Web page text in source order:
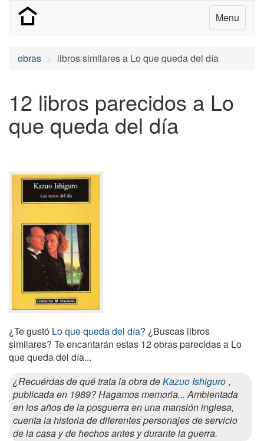
Menu
obras libros similares a Lo que queda del día
12 libros parecidos a Lo
que queda del día
¿Te gustó Lo que queda del día? ¿Buscas libros
similares? Te encantarán estas 12 obras parecidas a Lo
que queda del día...
¿Recuérdas de qué trata la obra deKazuo Ishiguro ,
publicada en 1989? Hagamos memoria... Ambientada
en los años de la posguerra en una mansión inglesa,
cuenta la historia de diferentes personajes de servicio
de la casa y de hechos antes y durante la guerra.